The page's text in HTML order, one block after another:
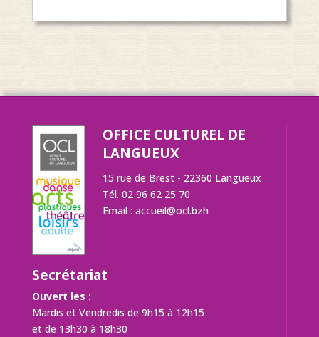
OFFICE CULTUREL DE
LANGUEUX
15 rue de Brest - 22360 Langueux
Tél. 02 96 62 25 70
Email : accueil@ocl.bzh
Secrétariat
Ouvert les :
Mardis et Vendredis de 9h15 à 12h15
et de 13h30 à 18h30